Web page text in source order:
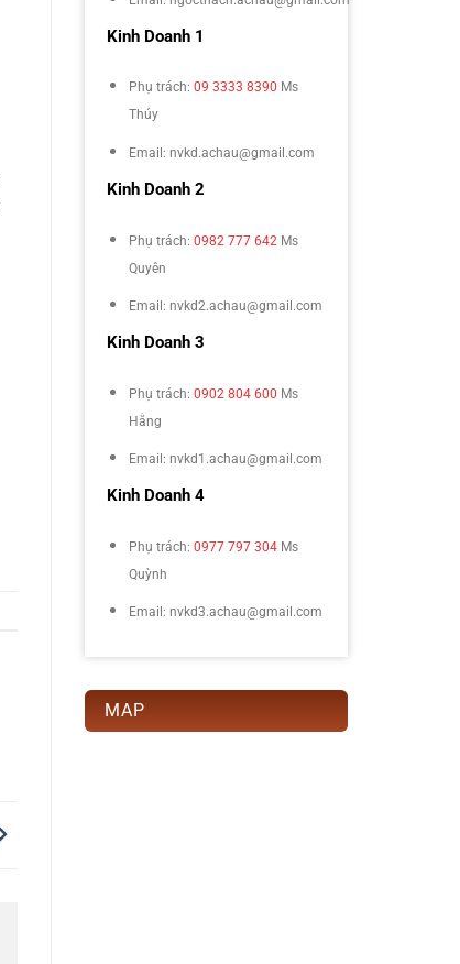
Kinh Doanh 1
Phụ trách: 09 3333 8390 Ms
Thúy
Email: nvkd.achau@gmail.com
Kinh Doanh 2
Phụ trách: 0982 777 642 Ms
Quyên
Email: nvkd2.achau@gmail.com
Kinh Doanh 3
Phụ trách: 0902 804 600 Ms
Hằng
Email: nvkd1.achau@gmail.com
Kinh Doanh 4
Phụ trách: 0977 797 304 Ms
Quỳnh
Email: nvkd3.achau@gmail.com
MAP